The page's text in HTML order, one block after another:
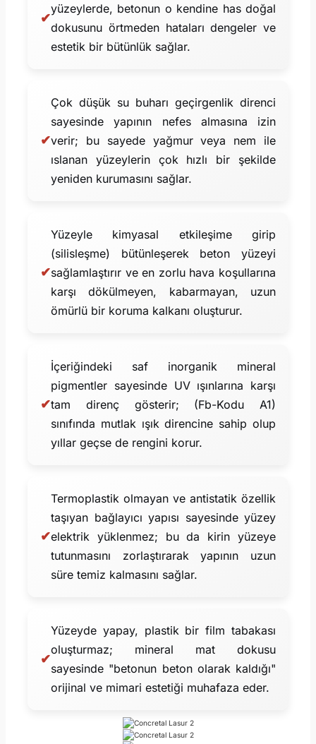
✔
yüzeylerde, betonun o kendine has doğal
dokusunu örtmeden hataları dengeler ve
estetik bir bütünlük sağlar.
✔
Çok düşük su buharı geçirgenlik direnci
sayesinde yapının nefes almasına izin
verir; bu sayede yağmur veya nem ile
ıslanan yüzeylerin çok hızlı bir şekilde
yeniden kurumasını sağlar.
✔
Yüzeyle kimyasal etkileşime girip
(silisleşme) bütünleşerek beton yüzeyi
sağlamlaştırır ve en zorlu hava koşullarına
karşı dökülmeyen, kabarmayan, uzun
ömürlü bir koruma kalkanı oluşturur.
✔
İçeriğindeki saf inorganik mineral
pigmentler sayesinde UV ışınlarına karşı
tam direnç gösterir; (Fb-Kodu A1)
sınıfında mutlak ışık direncine sahip olup
yıllar geçse de rengini korur.
✔
Termoplastik olmayan ve antistatik özellik
taşıyan bağlayıcı yapısı sayesinde yüzey
elektrik yüklenmez; bu da kirin yüzeye
tutunmasını zorlaştırarak yapının uzun
süre temiz kalmasını sağlar.
✔
Yüzeyde yapay, plastik bir film tabakası
oluşturmaz; mineral mat dokusu
sayesinde "betonun beton olarak kaldığı"
orijinal ve mimari estetiği muhafaza eder.